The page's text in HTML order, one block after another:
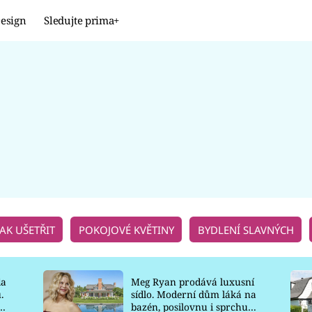
Sledujte prima+
UŠETŘIT POKOJOVÉ KVĚTINY BYDLENÍ SLAVNÝCH
Meg Ryan prodává luxusní
sídlo. Moderní dům láká na
bazén, posilovnu i sprchu